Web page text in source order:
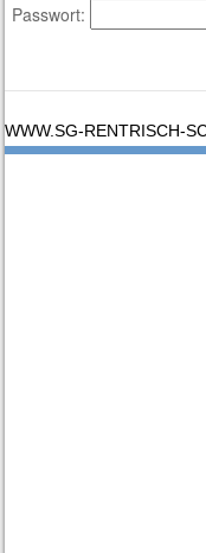
Passwort:
WWW.SG-RENTRISCH-